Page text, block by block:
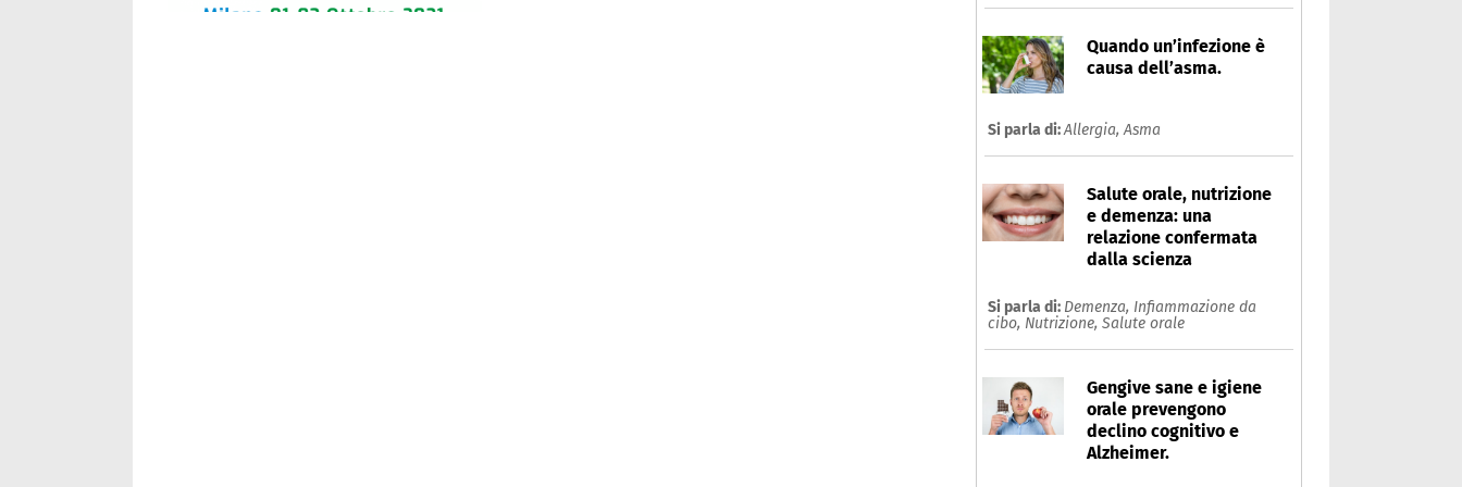
Quando un’infezione è
causa dell’asma.
Si parla di:Allergia,Asma
Salute orale, nutrizione
e demenza: una
relazione confermata
dalla scienza
Si parla di: Demenza, Infiammazione da
cibo, Nutrizione, Salute orale
Gengive sane e igiene
orale prevengono
declino cognitivo e
Alzheimer.